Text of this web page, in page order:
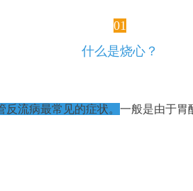
01
什么是烧心？
流病最常见的症状。 一般是由于胃